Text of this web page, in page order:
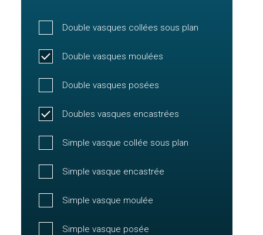
Double vasques collées sous plan
Double vasques moulées
Double vasques posées
Doubles vasques encastrées
Simple vasque collée sous plan
Simple vasque encastrée
Simple vasque moulée
Simple vasque posée